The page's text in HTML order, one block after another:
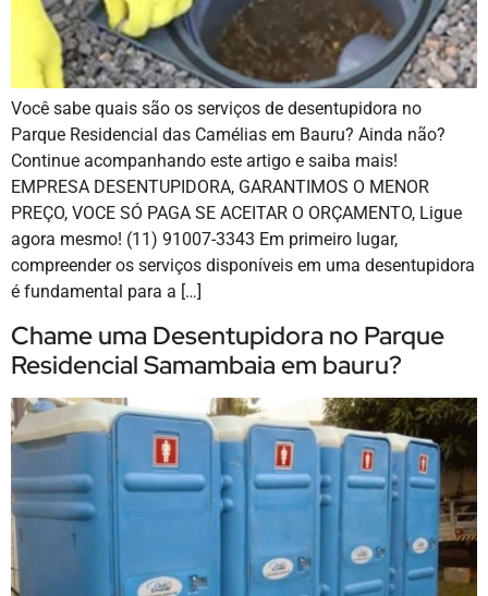
Você sabe quais são os serviços de desentupidora no
Parque Residencial das Camélias em Bauru? Ainda não?
Continue acompanhando este artigo e saiba mais!
EMPRESA DESENTUPIDORA, GARANTIMOS O MENOR
PREÇO, VOCE SÓ PAGA SE ACEITAR O ORÇAMENTO, Ligue
agora mesmo! (11) 91007-3343 Em primeiro lugar,
compreender os serviços disponíveis em uma desentupidora
é fundamental para a […]
Chame uma Desentupidora no Parque
Residencial Samambaia em bauru?